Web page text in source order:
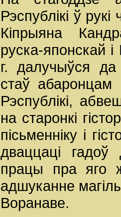
Рэспублікі ў
Кіпрыяна
руска-японскай
г. далучыўся да
стаў абаронцам
Рэспублікі,
на старонкі
пісьменніку і
дваццаці гадоў
працы пра яго
адшуканне
Воранаве.